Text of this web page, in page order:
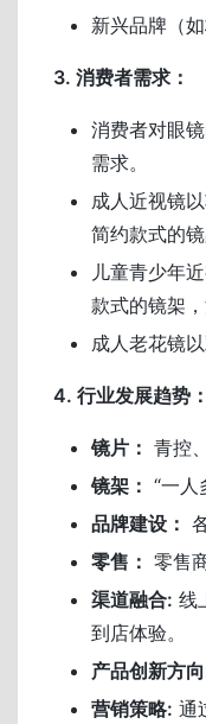
新兴品牌（
3. 消费者需求：
消费者对眼
需求。
成人近视镜
简约款式的镜
儿童青少年
款式的镜架，
成人老花镜
4. 行业发展趋势：
镜片： 青控
镜架： “一
品牌建设：
零售： 零售
渠道融合: 线
到店体验。
产品创新方
营销策略: 通